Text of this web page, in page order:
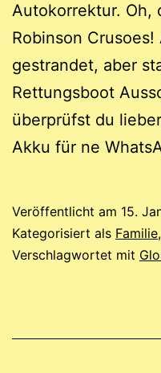
Autokorrektur. Oh,
Robinson
gestrandet, aber
Rettungsboot
überprüfst du
Akku für ne
Veröffentlicht am 15.
Kategorisiert als Familie,
Verschlagwortet mit